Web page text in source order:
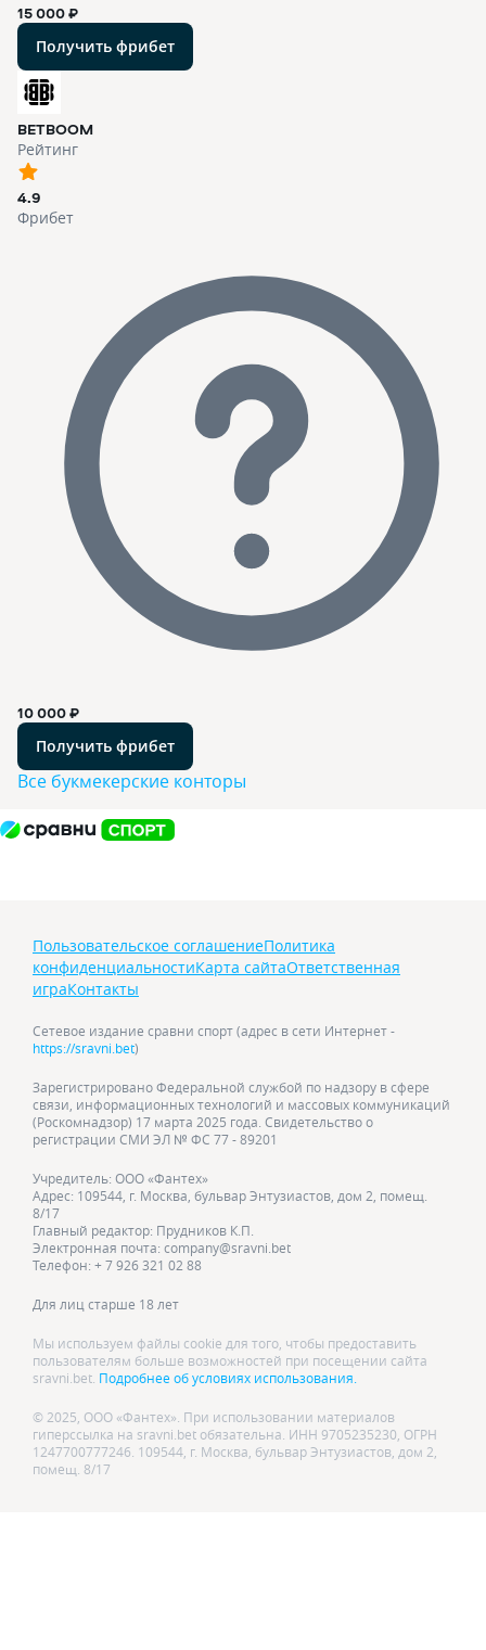
15 000 ₽
Получить фрибет
BETBOOM
Рейтинг
4.9
Фрибет
10 000 ₽
Получить фрибет
Все букмекерские конторы
Пользовательское соглашениеПолитика
конфиденциальностиКарта сайтаОтветственная
играКонтакты
Сетевое издание сравни спорт (адрес в сети Интернет -
https://sravni.bet)
Зарегистрировано Федеральной службой по надзору в сфере
связи, информационных технологий и массовых коммуникаций
(Роскомнадзор) 17 марта 2025 года. Свидетельство о
регистрации СМИ ЭЛ № ФС 77 - 89201
Учредитель: ООО «Фантех»
Адрес: 109544, г. Москва, бульвар Энтузиастов, дом 2, помещ.
8/17
Главный редактор: Прудников К.П.
Электронная почта: company@sravni.bet
Телефон: + 7 926 321 02 88
Для лиц старше 18 лет
Мы используем файлы cookie для того, чтобы предоставить
пользователям больше возможностей при посещении сайта
sravni.bet. Подробнее об условиях использования.
© 2025, ООО «Фантех». При использовании материалов
гиперссылка на sravni.bet обязательна. ИНН 9705235230, ОГРН
1247700777246. 109544, г. Москва, бульвар Энтузиастов, дом 2,
помещ. 8/17